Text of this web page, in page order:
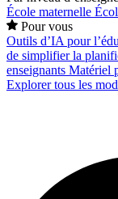
École maternelle
Pour vous
Outils d’IA pour
de simplifier la
enseignants Matériel
Explorer tous les